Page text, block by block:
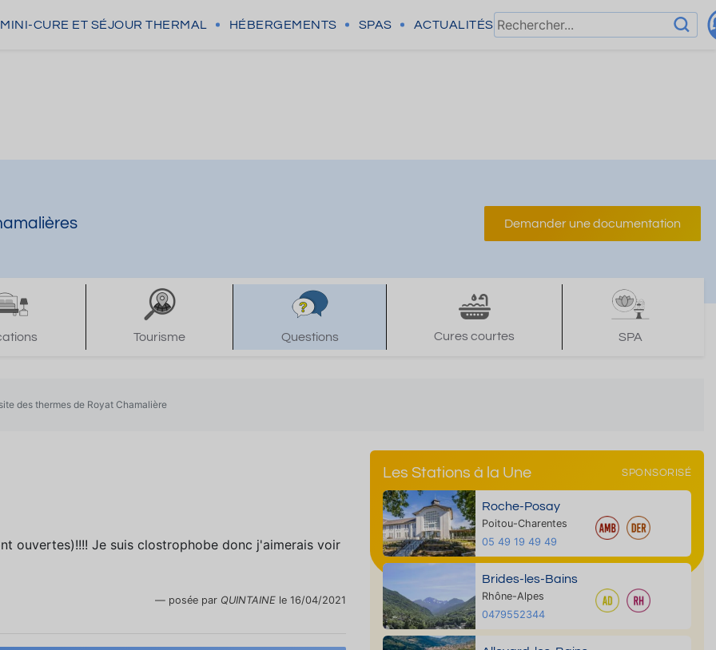
MINI-CURE ET SÉJOUR THERMAL HÉBERGEMENTS SPAS ACTUALITÉS
Demander une documentation
Tourisme Questions Cures courtes SPA
des thermes de Royat Chamalière
ouvertes)!!!! Je suis clostrophobe donc j'aimerais voir
posée par QUINTAINE le 16/04/2021
Les Stations à la Une SPONSORISÉ
Roche-Posay
Poitou-Charentes
05 49 19 49 49
Brides-les-Bains
Rhône-Alpes
0479552344